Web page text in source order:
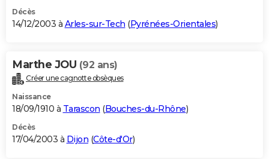
Décès
14/12/2003 à Arles-sur-Tech (Pyrénées-Orientales)
Marthe JOU (92 ans)
Créer une cagnotte obsèques
Naissance
18/09/1910 à Tarascon (Bouches-du-Rhône)
Décès
17/04/2003 à Dijon (Côte-d'Or)